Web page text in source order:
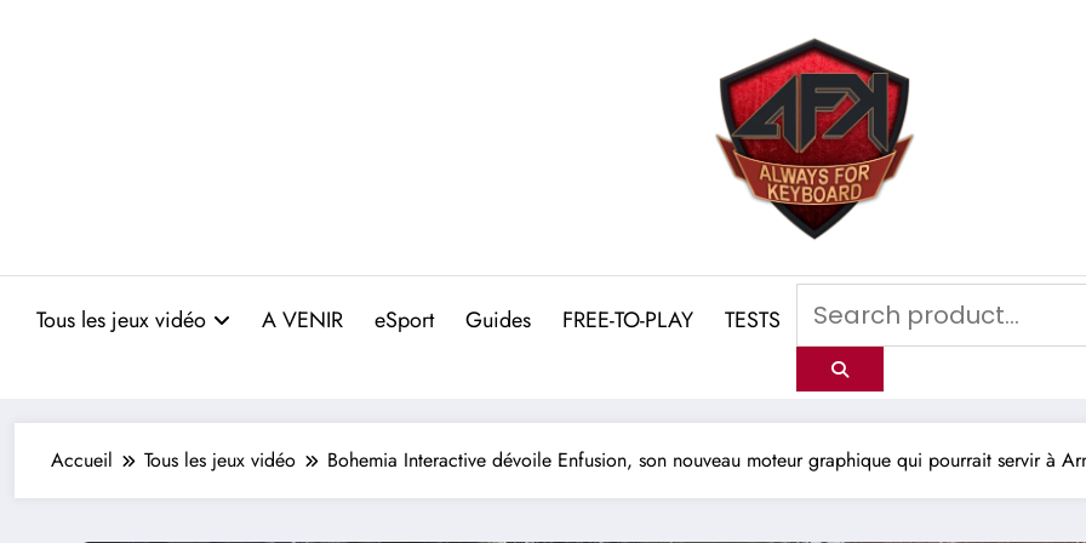
Tous les jeux vidéo A VENIR eSport Guides FREE-TO-PLAY TESTS
Accueil Tous les jeux vidéo Bohemia Interactive dévoile Enfusion, son nouveau moteur graphique qui pourrait servir à